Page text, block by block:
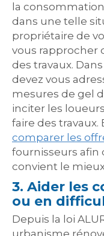
la
dans une telle
propriétaire de
vous rapprocher
des travaux.
devez vous
mesures de gel
inciter les
faire des travaux.
comparer les
fournisseurs afin
convient le
3. Aider les
ou en
Depuis la loi
urbanisme